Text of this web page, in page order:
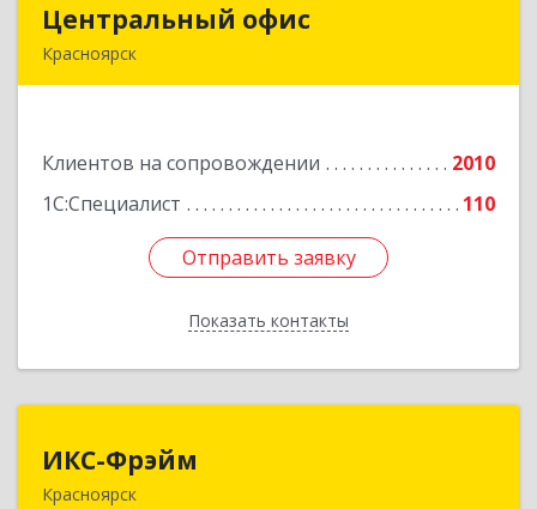
Центральный офис
Красноярск
Клиентов на сопровождении
2010
1С:Специалист
110
Отправить заявку
Показать контакты
Центральный офис
Подробнее
Отправить заявку
Назад
ИКС-Фрэйм
Красноярск660077, Красноярский край, Красноярск г,